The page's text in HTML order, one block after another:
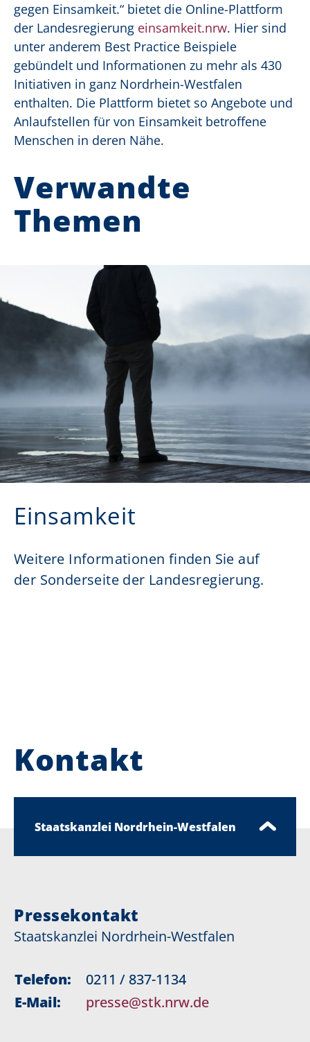
gegen Einsamkeit.“ bietet die Online-Plattform
der Landesregierung einsamkeit.nrw. Hier sind
unter anderem Best Practice Beispiele
gebündelt und Informationen zu mehr als 430
Initiativen in ganz Nordrhein-Westfalen
enthalten. Die Plattform bietet so Angebote und
Anlaufstellen für von Einsamkeit betroffene
Menschen in deren Nähe.
Verwandte
Themen
Einsamkeit
Weitere Informationen finden Sie auf
der Sonderseite der Landesregierung.
Kontakt
Staatskanzlei Nordrhein-Westfalen
Pressekontakt
Staatskanzlei Nordrhein-Westfalen
Telefon:
0211 / 837-1134
E-Mail:
presse@stk.nrw.de